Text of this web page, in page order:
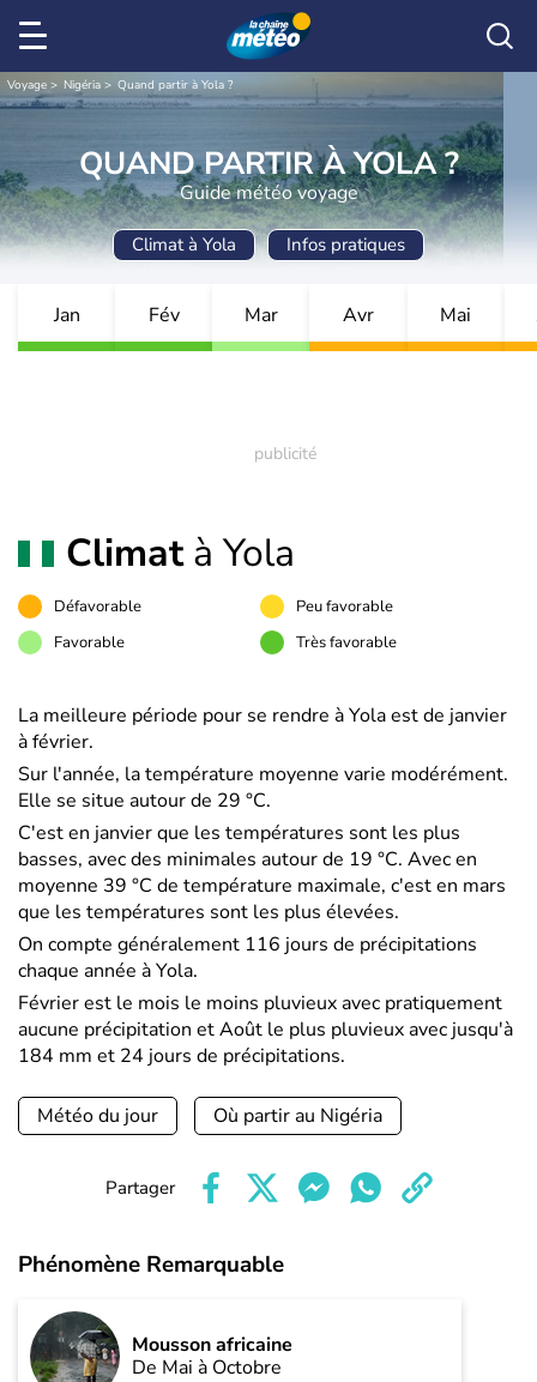
Voyage Nigéria Quand partir à Yola ?
QUAND PARTIR À YOLA ?
Guide météo voyage
Climat à Yola Infos pratiques
Jan Fév Mar Avr Mai
Climatà Yola
Défavorable
Peu favorable
Favorable
Très favorable
La meilleure période pour se rendre à Yola est de janvier
à février.
Sur l'année, la température moyenne varie modérément.
Elle se situe autour de 29 °C.
C'est en janvier que les températures sont les plus
basses, avec des minimales autour de 19 °C. Avec en
moyenne 39 °C de température maximale, c'est en mars
que les températures sont les plus élevées.
On compte généralement 116 jours de précipitations
chaque année à Yola.
Février est le mois le moins pluvieux avec pratiquement
aucune précipitation et Août le plus pluvieux avec jusqu'à
184 mm et 24 jours de précipitations.
Météo du jour Où partir au Nigéria
Partager
Phénomène Remarquable
Mousson africaine
De Mai à Octobre